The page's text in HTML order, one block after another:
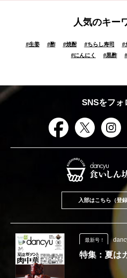
人気のキー
#生姜 #酢 #焼酎 #ちらし寿司 #
#にんにく #黒酢 #
SNSをフォ
入部はこちら（登録
最新号！
特集：夏は